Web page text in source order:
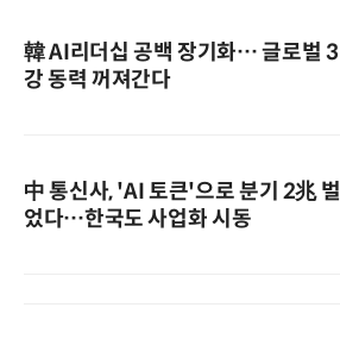
韓 AI리더십 공백 장기화… 글로벌 3
강 동력 꺼져간다
中 통신사, 'AI 토큰'으로 분기 2兆 벌
었다…한국도 사업화 시동